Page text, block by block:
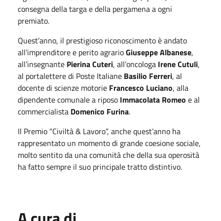
consegna della targa e della pergamena a ogni
premiato.
Quest’anno, il prestigioso riconoscimento è andato
all’imprenditore e perito agrarioGiuseppe Albanese,
all’insegnante Pierina Cuteri, all’oncologa Irene Cutuli,
al portalettere di Poste Italiane Basilio Ferreri, al
docente di scienze motorie Francesco Luciano, alla
dipendente comunale a riposo Immacolata Romeo e al
commercialista Domenico Furina.
Il Premio “Civiltà & Lavoro”, anche quest’anno ha
rappresentato un momento di grande coesione sociale,
molto sentito da una comunità che della sua operosità
ha fatto sempre il suo principale tratto distintivo.